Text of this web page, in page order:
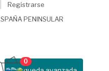
Registrarse
PENINSULAR
0